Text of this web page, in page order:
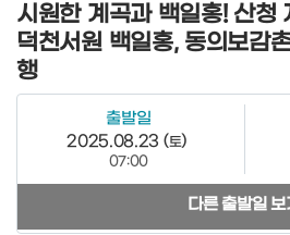
시원한 계곡과 백일홍! 산청
덕천서원 백일홍, 동의보감
행
출발일
2025.08.23 (토)
07:00
다른 출발일 보